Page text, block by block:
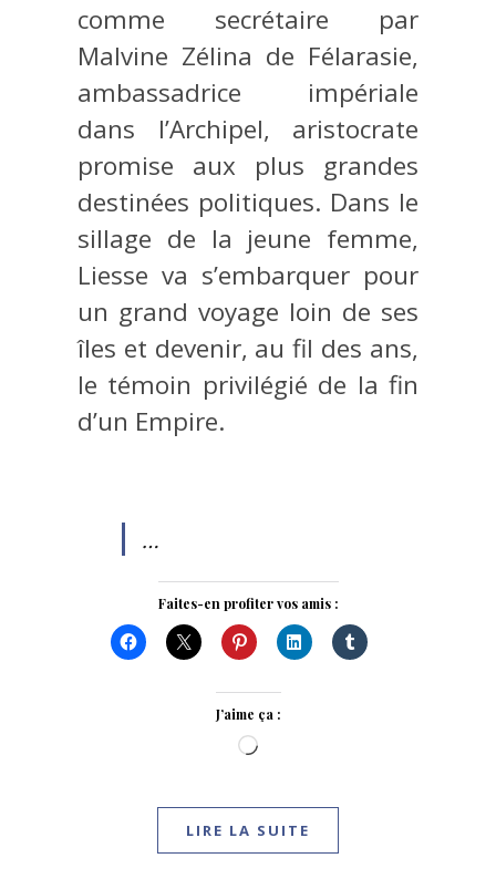
comme secrétaire par
Malvine Zélina de Félarasie,
ambassadrice impériale
dans l’Archipel, aristocrate
promise aux plus grandes
destinées politiques. Dans le
sillage de la jeune femme,
Liesse va s’embarquer pour
un grand voyage loin de ses
îles et devenir, au fil des ans,
le témoin privilégié de la fin
d’un Empire.
…
Faites-en profiter vos amis :
J’aime ça :
Chargement…
LIRE LA SUITE